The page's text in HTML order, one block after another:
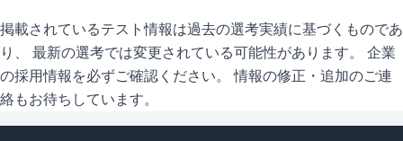
掲載されているテスト情報は過去の選考実績に基づくものであ
り、 最新の選考では変更されている可能性があります。 企業
の採用情報を必ずご確認ください。 情報の修正・追加のご連
絡もお待ちしています。